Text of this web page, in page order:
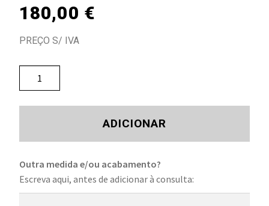
180,00 €
PREÇO S/ IVA
ADICIONAR
Outra medida e/ou acabamento?
Escreva aqui, antes de adicionar à consulta: